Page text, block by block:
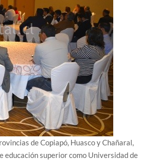
de Copiapó, Huasco y Chañaral,
educación superior como Universidad de